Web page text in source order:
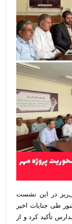
در این نشست
طی جنایات اخیر
تأکید کرد و از